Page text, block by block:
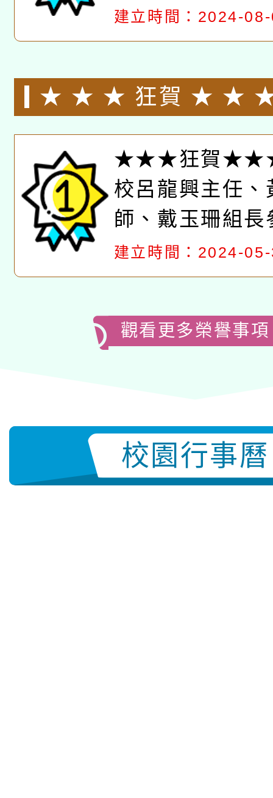
「優良」
建立時間：2024-
★ ★ ★ 狂賀 ★ ★ ★
校呂龍興主任、黃育
戴玉珊組長參加 112
基礎教育教學實施成
獲國小組特優
★★★狂賀★★★
校呂龍興主任、
師、戴玉珊組
度金融基礎教育
成果徵選榮獲國
優秀了！
建立時間：2024-
觀看更多榮譽事項
校園行事曆